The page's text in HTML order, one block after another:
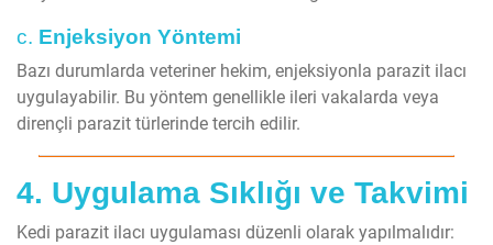
c. Enjeksiyon Yöntemi
Bazı durumlarda veteriner hekim, enjeksiyonla parazit ilacı
uygulayabilir. Bu yöntem genellikle ileri vakalarda veya
dirençli parazit türlerinde tercih edilir.
4. Uygulama Sıklığı ve Takvimi
Kedi parazit ilacı uygulaması düzenli olarak yapılmalıdır: